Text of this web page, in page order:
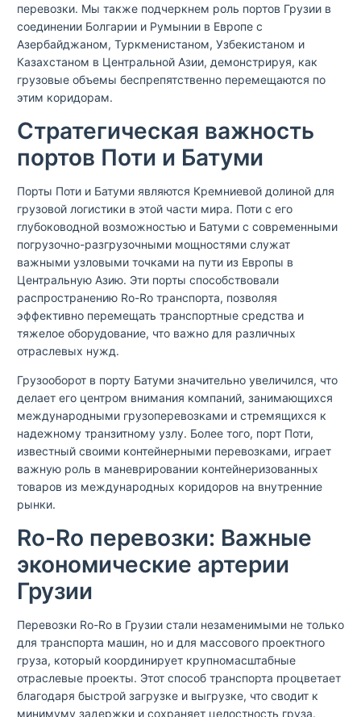
перевозки. Мы также подчеркнем роль портов Грузии в
соединении Болгарии и Румынии в Европе с
Азербайджаном, Туркменистаном, Узбекистаном и
Казахстаном в Центральной Азии, демонстрируя, как
грузовые объемы беспрепятственно перемещаются по
этим коридорам.
Стратегическая важность
портов Поти и Батуми
Порты Поти и Батуми являются Кремниевой долиной для
грузовой логистики в этой части мира. Поти с его
глубоководной возможностью и Батуми с современными
погрузочно-разгрузочными мощностями служат
важными узловыми точками на пути из Европы в
Центральную Азию. Эти порты способствовали
распространению Ro-Ro транспорта, позволяя
эффективно перемещать транспортные средства и
тяжелое оборудование, что важно для различных
отраслевых нужд.
Грузооборот в порту Батуми значительно увеличился, что
делает его центром внимания компаний, занимающихся
международными грузоперевозками и стремящихся к
надежному транзитному узлу. Более того, порт Поти,
известный своими контейнерными перевозками, играет
важную роль в маневрировании контейнеризованных
товаров из международных коридоров на внутренние
рынки.
Ro-Ro перевозки: Важные
экономические артерии
Грузии
Перевозки Ro-Ro в Грузии стали незаменимыми не только
для транспорта машин, но и для массового проектного
груза, который координирует крупномасштабные
отраслевые проекты. Этот способ транспорта процветает
благодаря быстрой загрузке и выгрузке, что сводит к
минимуму задержки и сохраняет целостность груза.